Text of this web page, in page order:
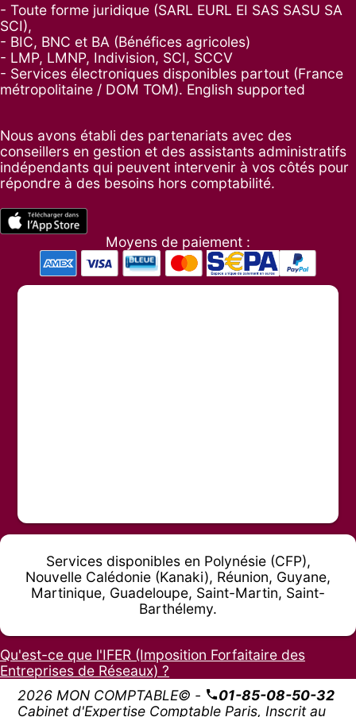
- Toute forme juridique (SARL EURL EI SAS SASU SA
SCI),
- BIC, BNC et BA (Bénéfices agricoles)
- LMP, LMNP, Indivision, SCI, SCCV
- Services électroniques disponibles partout (France
métropolitaine / DOM TOM). English supported
Nous avons établi des partenariats avec des
conseillers en gestion et des assistants administratifs
indépendants qui peuvent intervenir à vos côtés pour
répondre à des besoins hors comptabilité.
Moyens de paiement :
Services disponibles en Polynésie (CFP),
Nouvelle Calédonie (Kanaki), Réunion, Guyane,
Martinique, Guadeloupe, Saint-Martin, Saint-
Barthélemy.
Qu'est-ce que l'IFER (Imposition Forfaitaire des
Entreprises de Réseaux) ?
2026 MON COMPTABLE© -
01-85-08-50-32
Cabinet d'Expertise Comptable Paris, Inscrit au